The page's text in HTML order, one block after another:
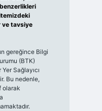
ve tavsiye
gereğince Bilgi
(BTK)
Sağlayıcı
Bu nedenle,
olarak